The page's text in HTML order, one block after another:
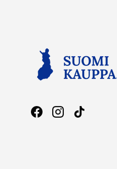
FacebookInstagramTikTok